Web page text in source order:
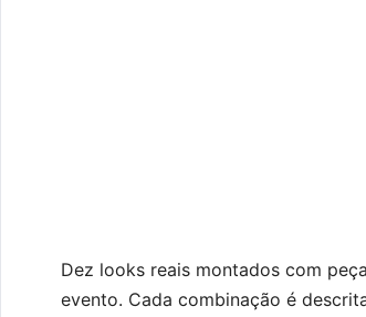
Dez looks reais montados com
evento. Cada combinação é